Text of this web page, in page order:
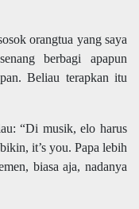
orangtua yang saya
berbagi apapun
Beliau terapkan itu
“Di musik, elo harus
it’s you. Papa lebih
biasa aja, nadanya